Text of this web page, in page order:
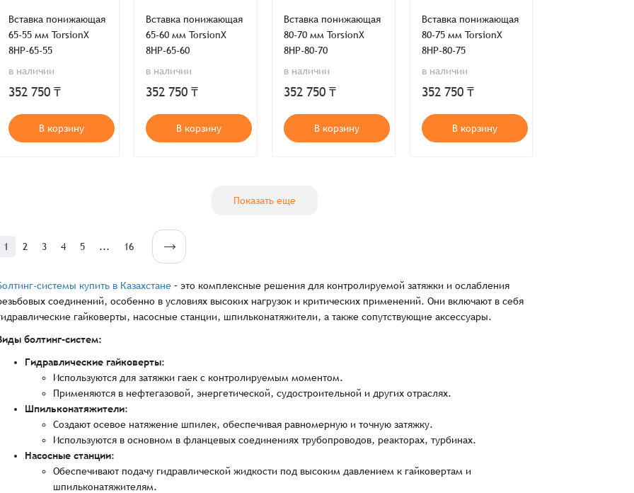
Вставка понижающая
65-55 мм TorsionX
8HP-65-55
в наличии
352 750 ₸
В корзину
Вставка понижающая
65-60 мм TorsionX
8HP-65-60
в наличии
352 750 ₸
В корзину
Вставка понижающая
80-70 мм TorsionX
8HP-80-70
в наличии
352 750 ₸
В корзину
Вставка понижающая
80-75 мм TorsionX
8HP-80-75
в наличии
352 750 ₸
В корзину
Показать еще
1 2 3 4 5 ... 16
системы купить в Казахстане– это комплексные решения для контролируемой затяжки и ослабления
соединений, особенно в условиях высоких нагрузок и критических применений. Они включают в себя
гайковерты, насосные станции, шпильконатяжители, а также сопутствующие аксессуары.
болтинг-систем:
Гидравлические гайковерты:
Используются для затяжки гаек с контролируемым моментом.
Применяются в нефтегазовой, энергетической, судостроительной и других отраслях.
Шпильконатяжители:
Создают осевое натяжение шпилек, обеспечивая равномерную и точную затяжку.
Используются в основном в фланцевых соединениях трубопроводов, реакторах, турбинах.
Насосные станции:
Обеспечивают подачу гидравлической жидкости под высоким давлением к гайковертам и
шпильконатяжителям.